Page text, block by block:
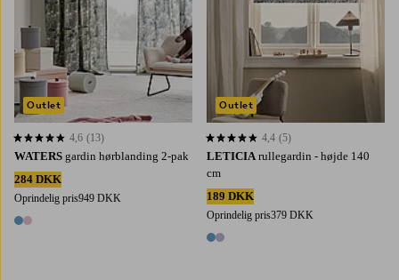
WATERS gardin hørblanding 2-pak
284 DKK
Oprindelig pris949 DKK
2 farver
4,6 baseret på 13 bedømmelser
4,6 (13)
Outlet
LETICIA rullegardin - højde 140
cm
189 DKK
Oprindelig pris379 DKK
2 farver
4,4 baseret på 5 bedømmelser
4,4 (5)
Outlet